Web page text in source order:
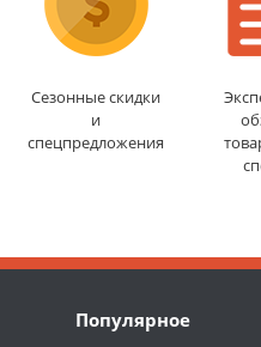
Сезонные скидки
и
спецпредложения
Популярное